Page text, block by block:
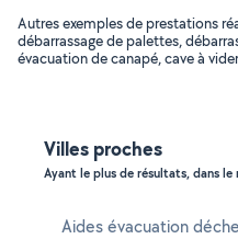
Autres exemples de prestations
débarrassage de palettes,
évacuation de canapé, cave à
Villes proches
Ayant le plus de résultats, dans
Aides évacuation